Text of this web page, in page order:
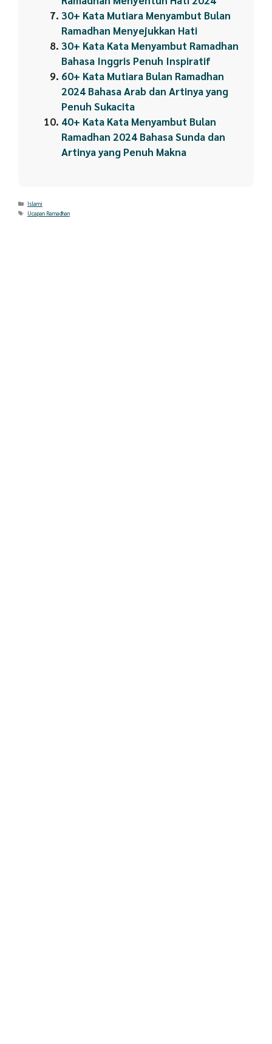
30+ Kata Mutiara Menyambut Bulan
Ramadhan Menyejukkan Hati
30+ Kata Kata Menyambut Ramadhan
Bahasa Inggris Penuh Inspiratif
60+ Kata Mutiara Bulan Ramadhan
2024 Bahasa Arab dan Artinya yang
Penuh Sukacita
40+ Kata Kata Menyambut Bulan
Ramadhan 2024 Bahasa Sunda dan
Artinya yang Penuh Makna
Categories
Islami
Tags
Ucapan Ramadhan